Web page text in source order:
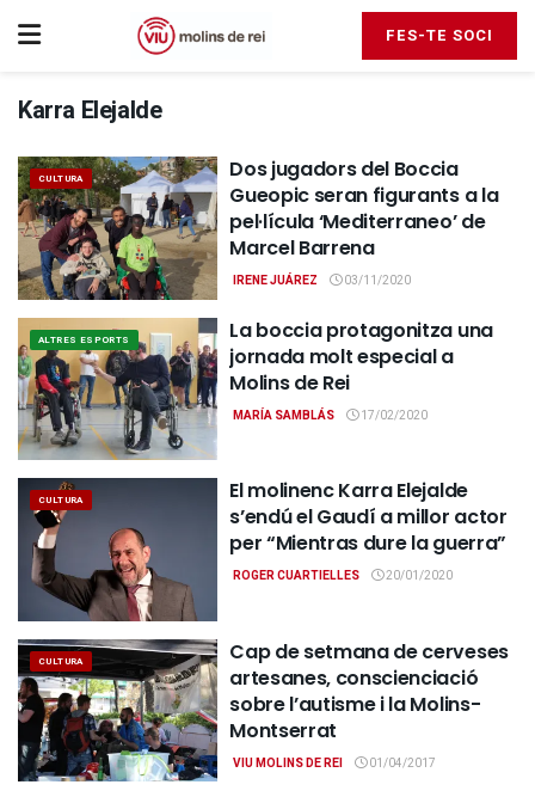
FES-TE SOCI
Karra Elejalde
CULTURA
Dos jugadors del Boccia
Gueopic seran figurants a la
pel·lícula ‘Mediterraneo’ de
Marcel Barrena
IRENE JUÁREZ 03/11/2020
ALTRES ESPORTS
La boccia protagonitza una
jornada molt especial a
Molins de Rei
MARÍA SAMBLÁS 17/02/2020
CULTURA
El molinenc Karra Elejalde
s’endú el Gaudí a millor actor
per “Mientras dure la guerra”
ROGER CUARTIELLES 20/01/2020
CULTURA
Cap de setmana de cerveses
artesanes, conscienciació
sobre l’autisme i la Molins-
Montserrat
VIU MOLINS DE REI 01/04/2017